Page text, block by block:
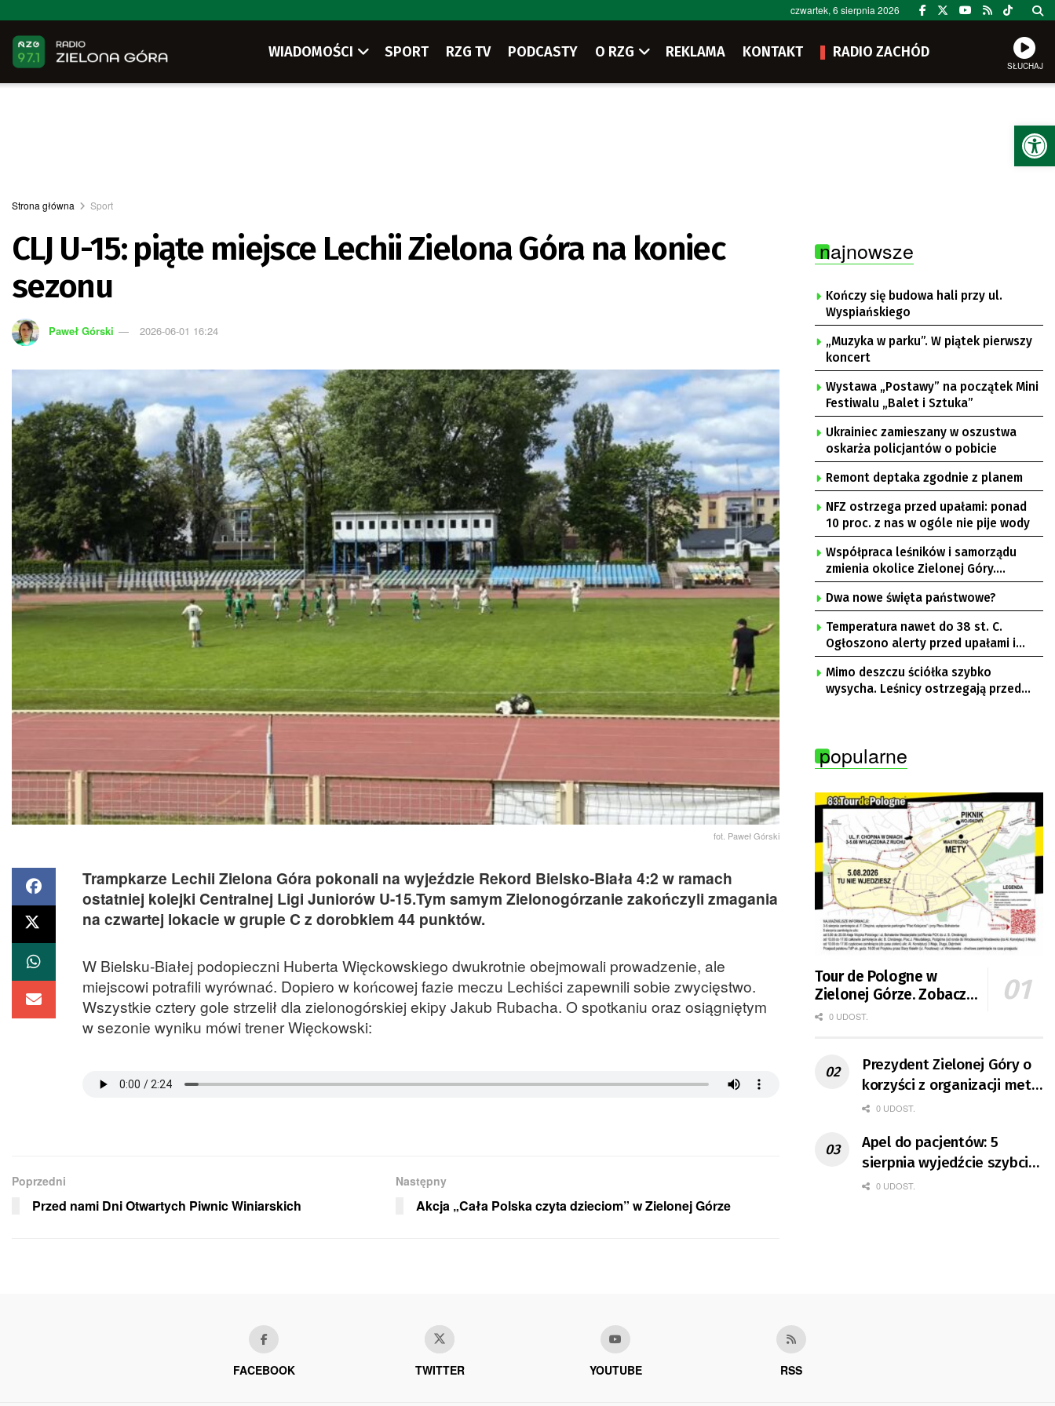
czwartek, 6 sierpnia 2026
WIADOMOŚCI SPORT RZG TV PODCASTY O RZG REKLAMA KONTAKT RADIO ZACHÓD
SŁUCHAJ
Strona główna Sport
CLJ U-15: piąte miejsce Lechii Zielona Góra na koniec
sezonu
Paweł Górski 2026-06-01 16:24
fot. Paweł Górski
Trampkarze Lechii Zielona Góra pokonali na wyjeździe Rekord Bielsko-Biała 4:2 w ramach
ostatniej kolejki Centralnej Ligi Juniorów U-15.Tym samym Zielonogórzanie zakończyli zmagania
na czwartej lokacie w grupie C z dorobkiem 44 punktów.
W Bielsku-Białej podopieczni Huberta Więckowskiego dwukrotnie obejmowali prowadzenie, ale
miejscowi potrafili wyrównać. Dopiero w końcowej fazie meczu Lechiści zapewnili sobie zwycięstwo.
Wszystkie cztery gole strzelił dla zielonogórskiej ekipy Jakub Rubacha. O spotkaniu oraz osiągniętym
w sezonie wyniku mówi trener Więckowski:
Poprzedni
Przed nami Dni Otwartych Piwnic Winiarskich
Następny
Akcja „Cała Polska czyta dzieciom” w Zielonej Górze
najnowsze
Kończy się budowa hali przy ul.
Wyspiańskiego
„Muzyka w parku”. W piątek pierwszy
koncert
Wystawa „Postawy” na początek Mini
Festiwalu „Balet i Sztuka”
Ukrainiec zamieszany w oszustwa
oskarża policjantów o pobicie
Remont deptaka zgodnie z planem
NFZ ostrzega przed upałami: ponad
10 proc. z nas w ogóle nie pije wody
Współpraca leśników i samorządu
zmienia okolice Zielonej Góry.
Powstają nowe ścieżki rowerowe
Dwa nowe święta państwowe?
Temperatura nawet do 38 st. C.
Ogłoszono alerty przed upałami i
burzami
Mimo deszczu ściółka szybko
wysycha. Leśnicy ostrzegają przed
popularne
Tour de Pologne w
Zielonej Górze. Zobacz
zmiany w organizacji
0 UDOST.
Prezydent Zielonej Góry o
korzyści z organizacji mety
Tour de Pologne
0 UDOST.
Apel do pacjentów: 5
sierpnia wyjedźcie szybciej
z domów
0 UDOST.
FACEBOOK TWITTER YOUTUBE RSS